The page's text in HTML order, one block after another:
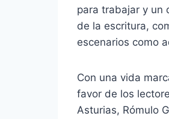
para trabajar y un
de la escritura,
escenarios como
Con una vida
favor de los
Asturias, Rómulo